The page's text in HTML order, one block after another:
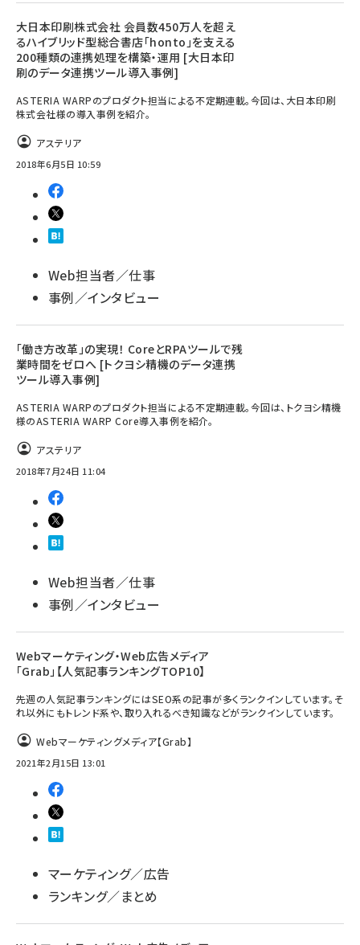
大日本印刷株式会社 会員数450万人を超え
るハイブリッド型総合書店「honto」を支える
200種類の連携処理を構築・運用 [大日本印
刷のデータ連携ツール導入事例]
ASTERIA WARPのプロダクト担当による不定期連載。今回は、大日本印刷
株式会社様の導入事例を紹介。
アステリア
2018年6月5日 10:59
Web担当者／仕事
事例／インタビュー
「働き方改革」の実現！ CoreとRPAツールで残
業時間をゼロへ [トクヨシ精機のデータ連携
ツール導入事例]
ASTERIA WARPのプロダクト担当による不定期連載。今回は、トクヨシ精機
様のASTERIA WARP Core導入事例を紹介。
アステリア
2018年7月24日 11:04
Web担当者／仕事
事例／インタビュー
Webマーケティング・Web広告メディア
「Grab」【人気記事ランキングTOP10】
先週の人気記事ランキングにはSEO系の記事が多くランクインしています。そ
れ以外にもトレンド系や、取り入れるべき知識などがランクインしています。
Webマーケティングメディア【Grab】
2021年2月15日 13:01
マーケティング／広告
ランキング／まとめ